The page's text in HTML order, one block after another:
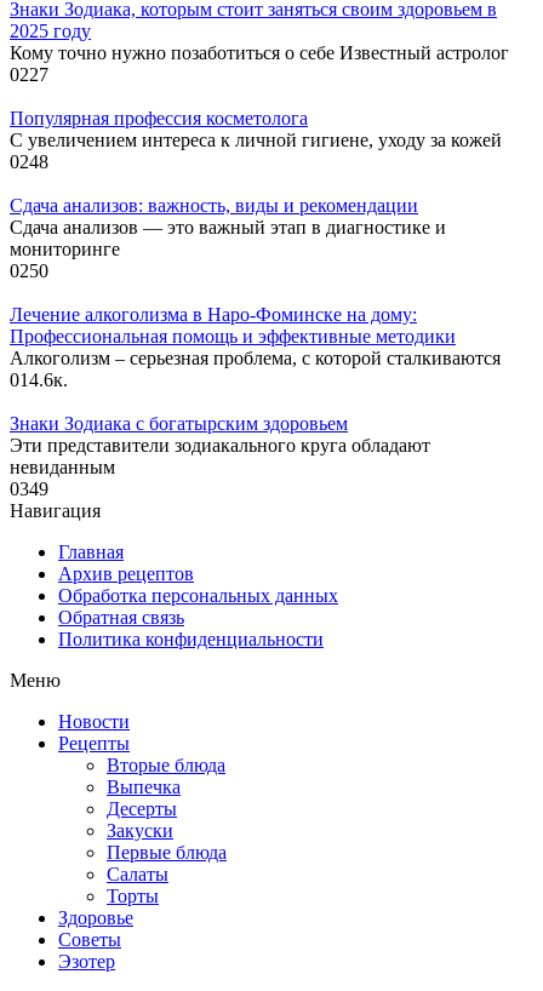
Знаки Зодиака, которым стоит заняться своим здоровьем в
2025 году
Кому точно нужно позаботиться о себе Известный астролог
0227
Популярная профессия косметолога
С увеличением интереса к личной гигиене, уходу за кожей
0248
Сдача анализов: важность, виды и рекомендации
Сдача анализов — это важный этап в диагностике и
мониторинге
0250
Лечение алкоголизма в Наро-Фоминске на дому:
Профессиональная помощь и эффективные методики
Алкоголизм – серьезная проблема, с которой сталкиваются
014.6к.
Знаки Зодиака с богатырским здоровьем
Эти представители зодиакального круга обладают
невиданным
0349
Навигация
Главная
Архив рецептов
Обработка персональных данных
Обратная связь
Политика конфиденциальности
Меню
Новости
Рецепты
Вторые блюда
Выпечка
Десерты
Закуски
Первые блюда
Салаты
Торты
Здоровье
Советы
Эзотер